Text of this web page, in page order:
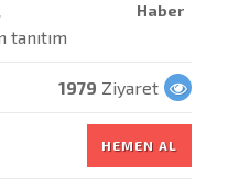
Haber
1979 Ziyaret
HEMEN AL